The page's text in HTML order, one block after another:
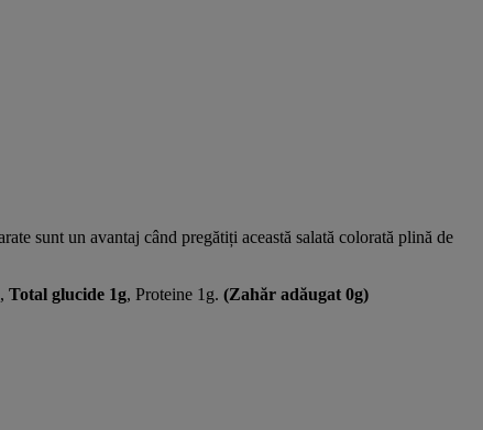
sunt un avantaj când pregătiți această salată colorată plină de
Total glucide 1g, Proteine 1g. (Zahăr adăugat 0g)